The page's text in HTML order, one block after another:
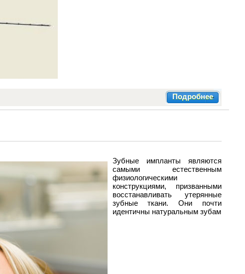
Подробнее
Зубные импланты являются
самыми естественным
физиологическими
конструкциями, призванными
восстанавливать утерянные
зубные ткани. Они почти
идентичны натуральным зубам